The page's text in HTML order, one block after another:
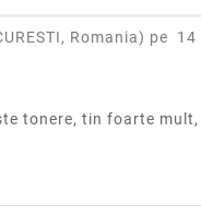
Romania) pe 14
tonere, tin foarte